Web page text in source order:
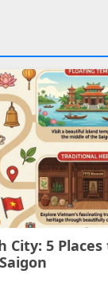
City: 5 Places